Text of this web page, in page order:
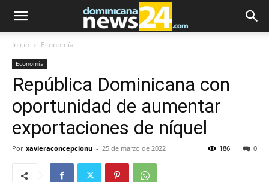
Inicio Economía
Economía
República Dominicana con
oportunidad de aumentar
exportaciones de níquel
Por xavieraconcepcionu - 25 de marzo de 2022 0
186